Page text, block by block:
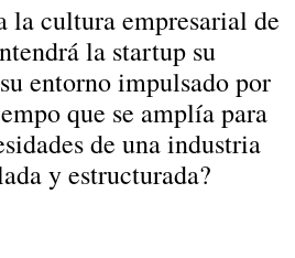
la cultura empresarial de
la startup su
entorno impulsado por
que se amplía para
de una industria
y estructurada?